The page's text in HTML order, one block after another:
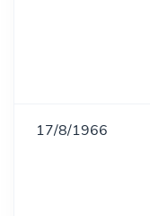
17/8/1966